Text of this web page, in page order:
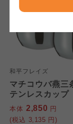
和平フレイズ
マチコウバ燕三
テンレスカップ
本体 2,850 円
(税込 3,135 円)